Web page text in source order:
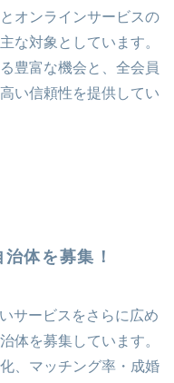
オンラインサービスの
な対象としています。
豊富な機会と、全会員
い信頼性を提供してい
体を募集！
サービスをさらに広め
体を募集しています。
、マッチング率・成婚